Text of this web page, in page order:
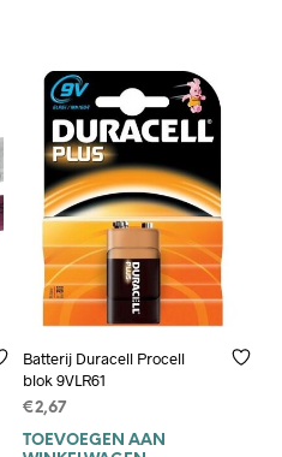
Batterij Duracell Procell
blok 9VLR61
€2,67
TOEVOEGEN AAN